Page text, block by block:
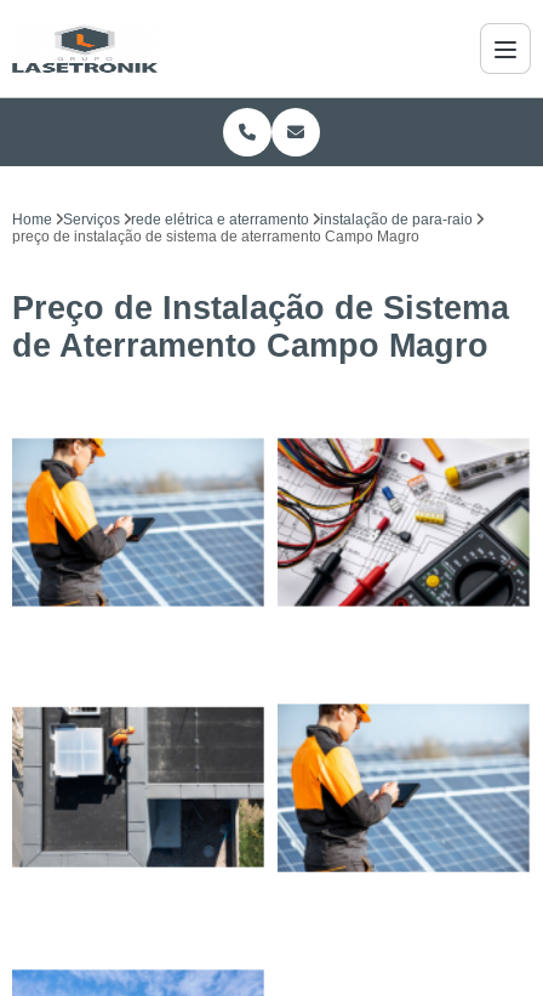
Home Serviços rede elétrica e aterramento
instalação de para-raio
preço de instalação de sistema de aterramento Campo Magro
Preço de Instalação de Sistema
de Aterramento Campo Magro